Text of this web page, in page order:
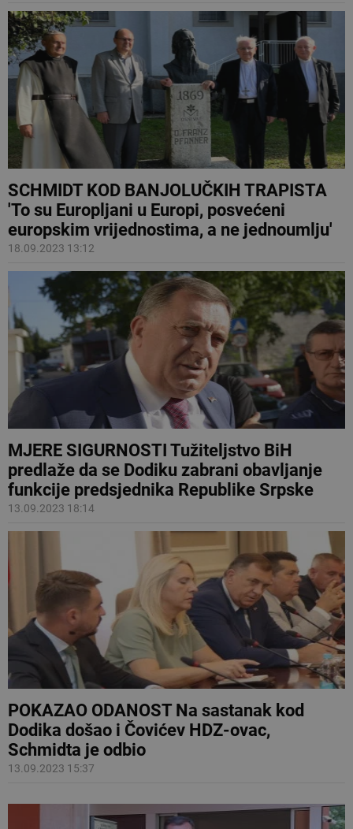
SCHMIDT KOD BANJOLUČKIH TRAPISTA
'To su Europljani u Europi, posvećeni
europskim vrijednostima, a ne jednoumlju'
18.09.2023 13:12
MJERE SIGURNOSTI Tužiteljstvo BiH
predlaže da se Dodiku zabrani obavljanje
funkcije predsjednika Republike Srpske
13.09.2023 18:14
POKAZAO ODANOST Na sastanak kod
Dodika došao i Čovićev HDZ-ovac,
Schmidta je odbio
13.09.2023 15:37